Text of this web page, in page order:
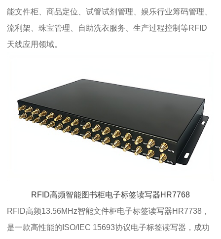
能文件柜、商品定位、试管试剂管理、娱乐行业筹码管理、
流利架、珠宝管理、自助洗衣服务、生产过程控制等RFID
天线应用领域。
RFID高频智能图书柜电子标签读写器HR7768
RFID高频13.56MHz智能文件柜电子标签读写器HR7738，
是一款高性能的ISO/IEC 15693协议电子标签读写器，成功